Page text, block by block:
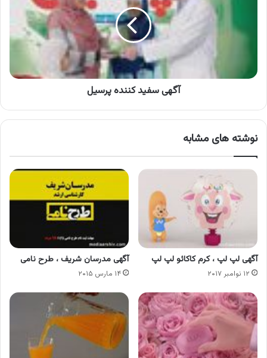
آگهی سفید کننده پرسیل
نوشته های مشابه
آگهی لپ لپ ، کرم کاکائو لپ لپ
۱۲ نوامبر ۲۰۱۷
آگهی مدرسان شریف ، طرح نامی
۱۴ مارس ۲۰۱۵